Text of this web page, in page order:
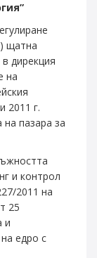
”
щатна
дирекция
на
2011 г.
пазара за
и контрол
2011 на
25
и
едро с